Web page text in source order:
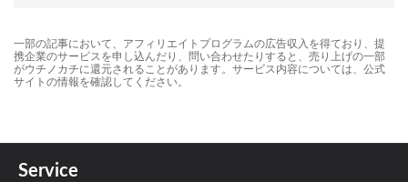
一部の記事において、アフィリエイトプログラムの広告収入を得ており、提
携企業のサービスを申し込んだり、問い合わせたりすると、売り上げの一部
がウチノカチに還元されることがあります。サービス内容については、公式
サイトの情報を確認してください。
Service